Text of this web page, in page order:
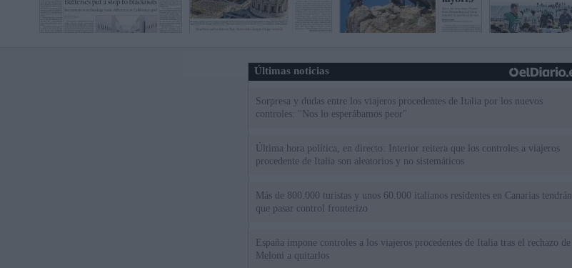
Últimas noticias
Sorpresa y dudas entre los viajeros procedentes de Italia por los nuevos
controles: "Nos lo esperábamos peor"
Última hora política, en directo: Interior reitera que los controles a viajeros
procedente de Italia son aleatorios y no sistemáticos
Más de 800.000 turistas y unos 60.000 italianos residentes en Canarias tendrán
que pasar control fronterizo
España impone controles a los viajeros procedentes de Italia tras el rechazo de
Meloni a quitarlos